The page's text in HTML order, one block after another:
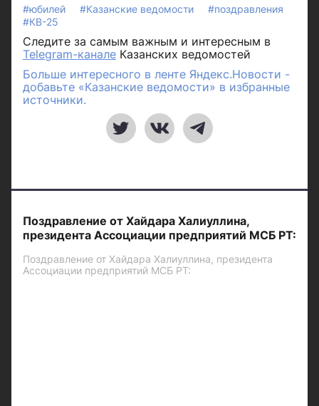
#юбилей #Казанские ведомости
#поздравления
#КВ-25
Следите за самым важным и интересным в
Telegram-канале Казанских ведомостей
Больше интересного в ленте Яндекс.Новости -
добавьте «Казанские ведомости» в избранные
источники.
Поздравление от Хайдара Халиуллина,
президента Ассоциации предприятий МСБ РТ:
Поздравление от Хайдара Халиуллина, президента
Ассоциации предприятий МСБ РТ: